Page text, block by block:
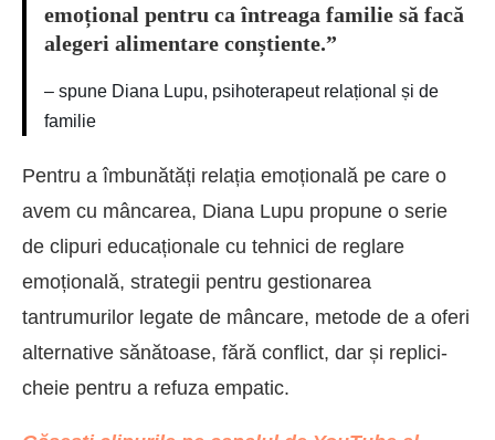
emoțional pentru ca întreaga familie să facă
alegeri alimentare conștiente.”
– spune Diana Lupu, psihoterapeut relațional și de
familie
Pentru a îmbunătăți relația emoțională pe care o
avem cu mâncarea, Diana Lupu propune o serie
de clipuri educaționale cu tehnici de reglare
emoțională, strategii pentru gestionarea
tantrumurilor legate de mâncare, metode de a oferi
alternative sănătoase, fără conflict, dar și replici-
cheie pentru a refuza empatic.